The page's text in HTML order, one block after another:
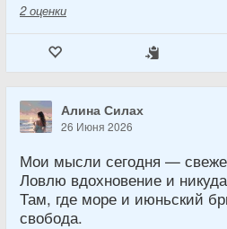
2 оценки
Алина Силах
26 Июня 2026
Мои мысли сегодня —
Ловлю вдохновение и
Там, где море и июньский
свобода.